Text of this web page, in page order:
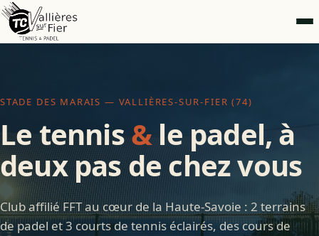
STADE DES MARAIS — VALLIÈRES-SUR-FIER (74)
Le tennis&le padel, à
deux pas de chez vous
Club affilié FFT au cœur de la Haute-Savoie : 2 terrains
de padel et 3 courts de tennis éclairés, des cours de